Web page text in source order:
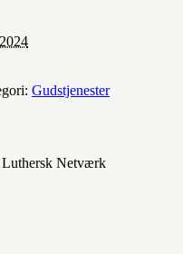
Gudstjenester
Netværk